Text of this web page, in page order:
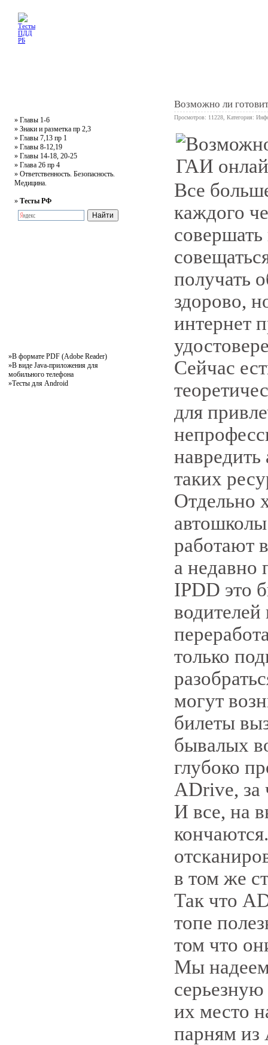
» Главы 1-6
» Знаки и разметка пр 2,3
» Главы 7,13 пр 1
» Главы 8-12,19
» Главы 14-18, 20-25
» Глава 26 пр 4
» Ответственность. Безопасность.
Медицина.
» Тесты РФ
»В формате PDF (Adobe Reader)
»В виде Java-приложения для
мобильного телефона
»Тесты для Android
Возможно ли
Просмотров: 11228, Категория:
Все
каждого
получать
здорово,
интернет
Сейчас
для
таких
Отдельно
работают
а недавно
IPDD это
только
могут
билеты
бывалых
глубоко
ADrive, за
И все, на
в том же
Так что
топе
том что
Мы
их место
парням из